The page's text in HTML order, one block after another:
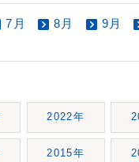
7月 8月 9月
2022年
2015年